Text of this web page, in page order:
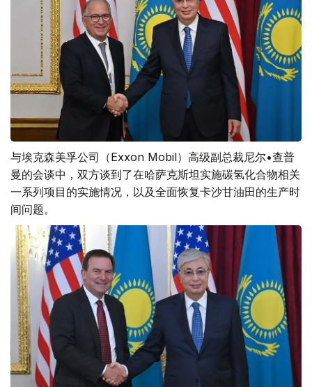
与埃克森美孚公司（Exxon Mobil）高级副总裁尼尔•查普
曼的会谈中，双方谈到了在哈萨克斯坦实施碳氢化合物相关
一系列项目的实施情况，以及全面恢复卡沙甘油田的生产时
间问题。